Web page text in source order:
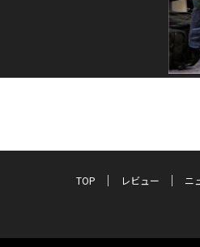
TOP レビュー ニ